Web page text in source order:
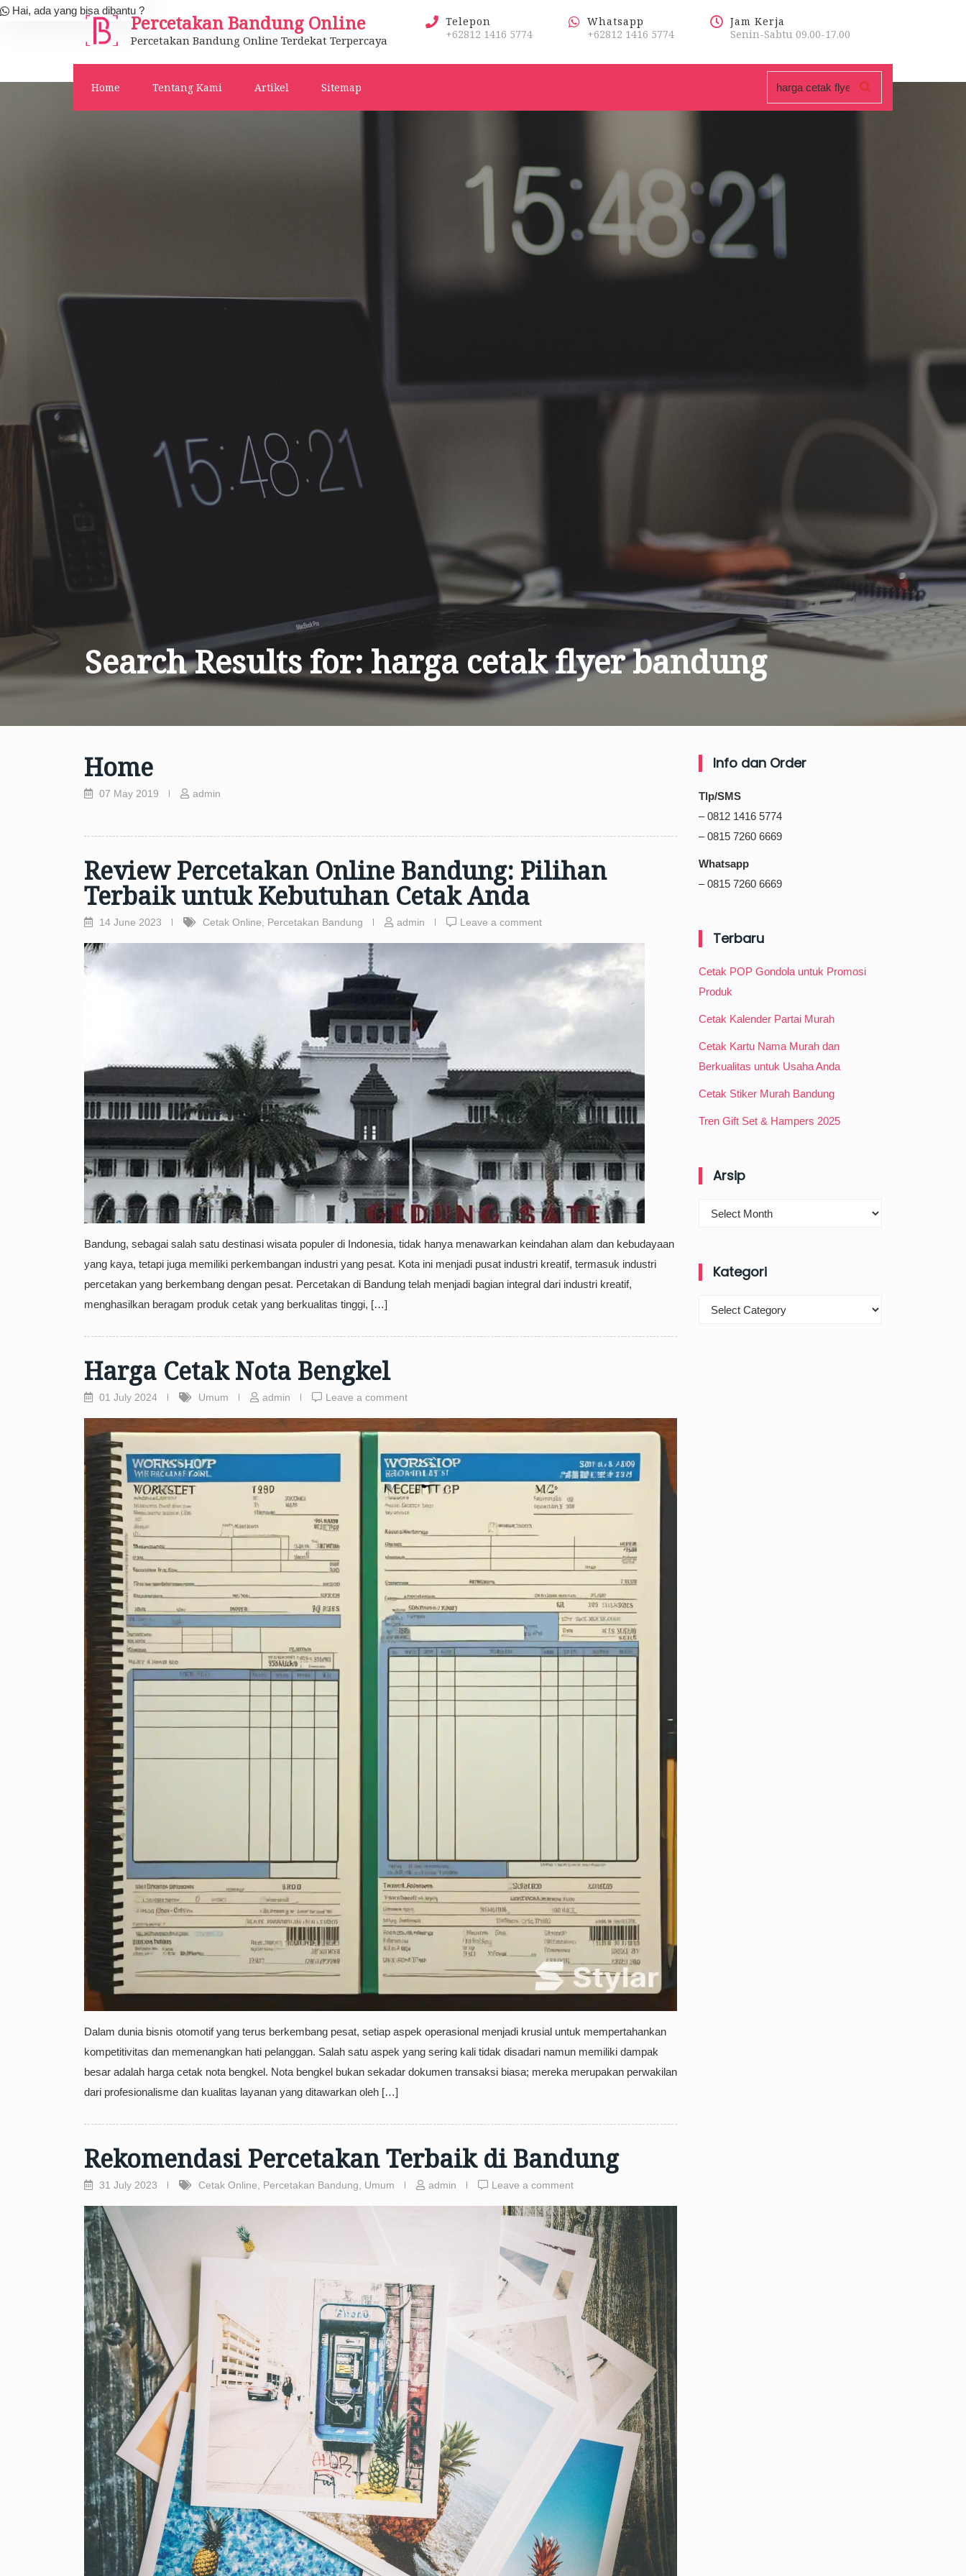
Skip
Percetakan Bandung Online
Percetakan Bandung Online Terdekat Terpercaya
Telepon
+62812 1416 5774
Whatsapp
+62812 1416 5774
Jam Kerja
Senin-Sabtu 09.00-17.00
Home Tentang Kami Artikel Sitemap
Search Results for:harga cetak flyer bandung
Home
07 May 2019 admin
Review Percetakan Online Bandung: Pilihan
Terbaik untuk Kebutuhan Cetak Anda
14 June 2023 Cetak Online, Percetakan Bandung admin Leave a comment
Bandung, sebagai salah satu destinasi wisata populer di Indonesia, tidak hanya menawarkan keindahan alam dan kebudayaan
yang kaya, tetapi juga memiliki perkembangan industri yang pesat. Kota ini menjadi pusat industri kreatif, termasuk industri
percetakan yang berkembang dengan pesat. Percetakan di Bandung telah menjadi bagian integral dari industri kreatif,
menghasilkan beragam produk cetak yang berkualitas tinggi, […]
Harga Cetak Nota Bengkel
01 July 2024 Umum admin Leave a comment
Dalam dunia bisnis otomotif yang terus berkembang pesat, setiap aspek operasional menjadi krusial untuk mempertahankan
kompetitivitas dan memenangkan hati pelanggan. Salah satu aspek yang sering kali tidak disadari namun memiliki dampak
besar adalah harga cetak nota bengkel. Nota bengkel bukan sekadar dokumen transaksi biasa; mereka merupakan perwakilan
dari profesionalisme dan kualitas layanan yang ditawarkan oleh […]
Rekomendasi Percetakan Terbaik di Bandung
31 July 2023 Cetak Online, Percetakan Bandung, Umum admin Leave a comment
Info dan Order
Tlp/SMS
– 0812 1416 5774
– 0815 7260 6669
Whatsapp
– 0815 7260 6669
Terbaru
Cetak POP Gondola untuk Promosi
Produk
Cetak Kalender Partai Murah
Cetak Kartu Nama Murah dan
Berkualitas untuk Usaha Anda
Cetak Stiker Murah Bandung
Tren Gift Set & Hampers 2025
Arsip
Arsip
Kategori
Kategori
Hai, ada yang bisa dibantu ?